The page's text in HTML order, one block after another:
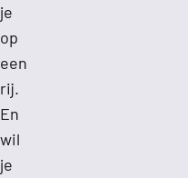
je
op
een
rij.
En
wil
je